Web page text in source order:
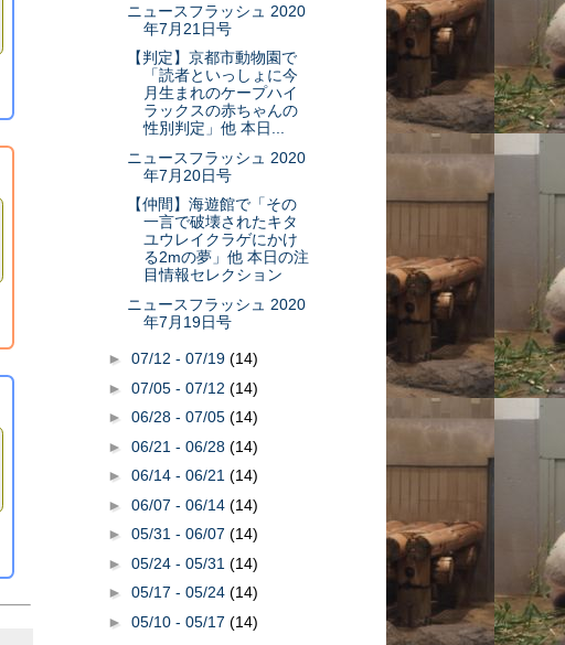
ニュースフラッシュ 2020
年7月21日号
【判定】京都市動物園で
「読者といっしょに今
月生まれのケープハイ
ラックスの赤ちゃんの
性別判定」他 本日...
ニュースフラッシュ 2020
年7月20日号
【仲間】海遊館で「その
一言で破壊されたキタ
ユウレイクラゲにかけ
る2mの夢」他 本日の注
目情報セレクション
ニュースフラッシュ 2020
年7月19日号
► 07/12 - 07/19 (14)
► 07/05 - 07/12 (14)
► 06/28 - 07/05 (14)
► 06/21 - 06/28 (14)
► 06/14 - 06/21 (14)
► 06/07 - 06/14 (14)
► 05/31 - 06/07 (14)
► 05/24 - 05/31 (14)
► 05/17 - 05/24 (14)
► 05/10 - 05/17 (14)